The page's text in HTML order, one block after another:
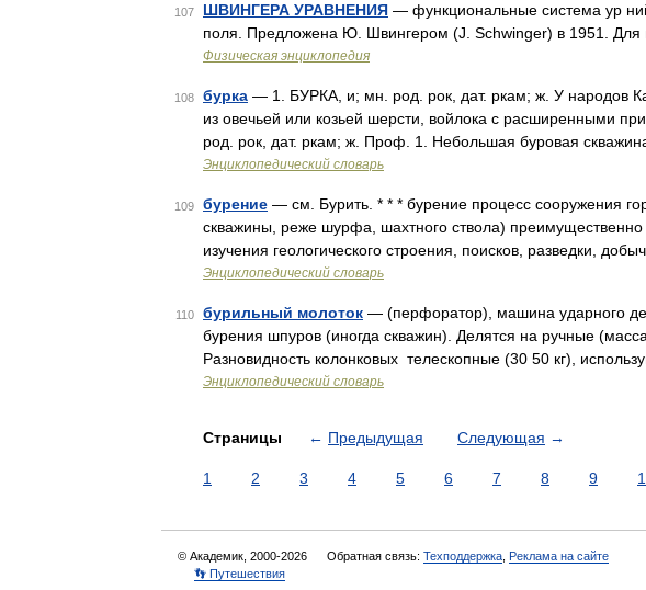
107 ШВИНГЕРА УРАВНЕНИЯ — функциональные система ур
поля. Предложена Ю. Швингером (J. Schwinger) в 1951. Для
Физическая энциклопедия
108 бурка — 1. БУРКА, и; мн. род. рок, дат. ркам; ж. У народов
из овечьей или козьей шерсти, войлока с расширенными
род. рок, дат. ркам; ж. Проф. 1. Небольшая буровая
Энциклопедический словарь
109 бурение — см. Бурить. * * * бурение процесс сооружения
скважины, реже шурфа, шахтного ствола) преимущественно
изучения геологического строения, поисков, разведки,
Энциклопедический словарь
110 бурильный молоток — (перфоратор), машина ударного
бурения шпуров (иногда скважин). Делятся на ручные
Разновидность колонковых телескопные (30 50 кг),
Энциклопедический словарь
Страницы ← Предыдущая Следующая →
1 2 3 4 5 6 7 8 9
© Академик, 2000-2026 Обратная связь: Техподдержка Реклама на сайте
👣 Путешествия